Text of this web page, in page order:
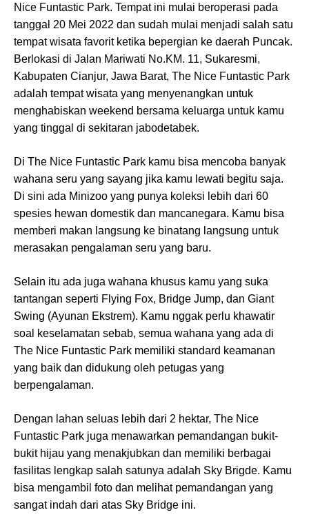
Nice Funtastic Park. Tempat ini mulai beroperasi pada
tanggal 20 Mei 2022 dan sudah mulai menjadi salah satu
tempat wisata favorit ketika bepergian ke daerah Puncak.
Berlokasi di Jalan Mariwati No.KM. 11, Sukaresmi,
Kabupaten Cianjur, Jawa Barat, The Nice Funtastic Park
adalah tempat wisata yang menyenangkan untuk
menghabiskan weekend bersama keluarga untuk kamu
yang tinggal di sekitaran jabodetabek.
Di The Nice Funtastic Park kamu bisa mencoba banyak
wahana seru yang sayang jika kamu lewati begitu saja.
Di sini ada Minizoo yang punya koleksi lebih dari 60
spesies hewan domestik dan mancanegara. Kamu bisa
memberi makan langsung ke binatang langsung untuk
merasakan pengalaman seru yang baru.
Selain itu ada juga wahana khusus kamu yang suka
tantangan seperti Flying Fox, Bridge Jump, dan Giant
Swing (Ayunan Ekstrem). Kamu nggak perlu khawatir
soal keselamatan sebab, semua wahana yang ada di
The Nice Funtastic Park memiliki standard keamanan
yang baik dan didukung oleh petugas yang
berpengalaman.
Dengan lahan seluas lebih dari 2 hektar, The Nice
Funtastic Park juga menawarkan pemandangan bukit-
bukit hijau yang menakjubkan dan memiliki berbagai
fasilitas lengkap salah satunya adalah Sky Brigde. Kamu
bisa mengambil foto dan melihat pemandangan yang
sangat indah dari atas Sky Bridge ini.